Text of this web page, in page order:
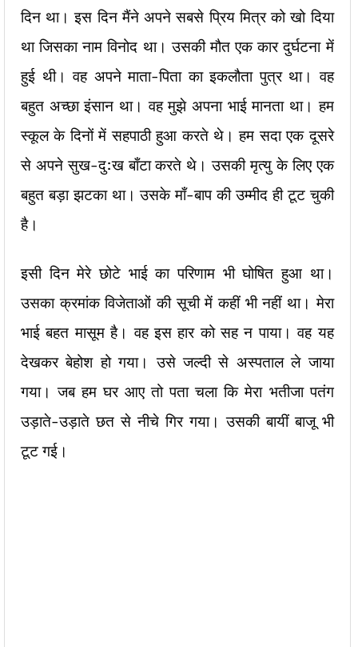
दिन था। इस दिन मैंने अपने सबसे प्रिय मित्र को खो दिया
था जिसका नाम विनोद था। उसकी मौत एक कार दुर्घटना में
हुई थी। वह अपने माता-पिता का इकलौता पुत्र था। वह
बहुत अच्छा इंसान था। वह मुझे अपना भाई मानता था। हम
स्कूल के दिनों में सहपाठी हुआ करते थे। हम सदा एक दूसरे
से अपने सुख-दु:ख बाँटा करते थे। उसकी मृत्यु के लिए एक
बहुत बड़ा झटका था। उसके माँ-बाप की उम्मीद ही टूट चुकी
है।
इसी दिन मेरे छोटे भाई का परिणाम भी घोषित हुआ था।
उसका क्रमांक विजेताओं की सूची में कहीं भी नहीं था। मेरा
भाई बहत मासूम है। वह इस हार को सह न पाया। वह यह
देखकर बेहोश हो गया। उसे जल्दी से अस्पताल ले जाया
गया। जब हम घर आए तो पता चला कि मेरा भतीजा पतंग
उड़ाते-उड़ाते छत से नीचे गिर गया। उसकी बायीं बाजू भी
टूट गई।